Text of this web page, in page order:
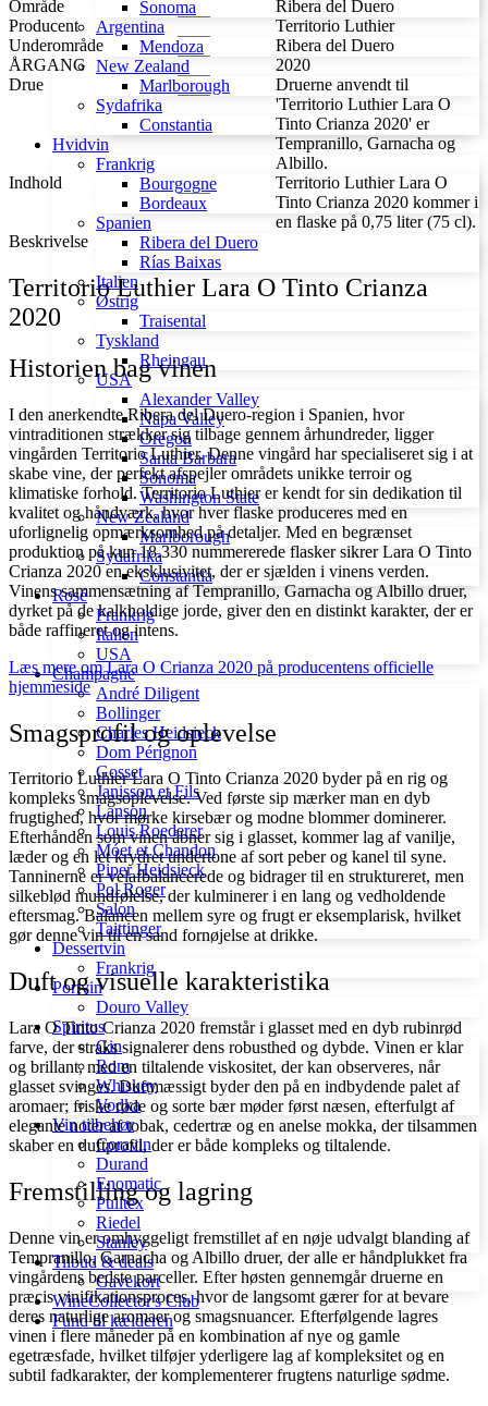
Sonoma
Argentina
Mendoza
New Zealand
Marlborough
Sydafrika
Constantia
Hvidvin
Frankrig
Bourgogne
Bordeaux
Spanien
Ribera del Duero
Rías Baixas
Italien
Østrig
Traisental
Tyskland
Rheingau
USA
Alexander Valley
Napa Valley
Oregon
Santa Barbara
Sonoma
Washington State
New Zealand
Marlborough
Sydafrika
Constantia
Rosé
Frankrig
Italien
USA
Champagne
André Diligent
Bollinger
Charles Heidsieck
Dom Pérignon
Gosset
Janisson et Fils
Lanson
Louis Roederer
Móet et Chandon
Piper Heidsieck
Pol Roger
Salon
Taittinger
Dessertvin
Frankrig
Portvin
Douro Valley
Spiritus
Gin
Rom
Whiskey
Vodka
Vin tilbehør
Coravin
Durand
Enomatic
Pulltex
Riedel
Stanley
Tilbud & deals
Gavekort
WineCollector's Club
Fund til kælderen
Crianza
2020
antal
Område
Ribera del Duero
Producent
Territorio Luthier
Underområde
Ribera del Duero
ÅRGANG
2020
Drue
Druerne anvendt til
'Territorio Luthier Lara O
Tinto Crianza 2020' er
Tempranillo, Garnacha og
Albillo.
Indhold
Territorio Luthier Lara O
Tinto Crianza 2020 kommer i
en flaske på 0,75 liter (75 cl).
Beskrivelse
Territorio Luthier Lara O Tinto Crianza
2020
Historien bag vinen
I den anerkendte Ribera del Duero-region i Spanien, hvor
vintraditionen strækker sig tilbage gennem århundreder, ligger
vingården Territorio Luthier. Denne vingård har specialiseret sig i at
skabe vine, der perfekt afspejler områdets unikke terroir og
klimatiske forhold. Territorio Luthier er kendt for sin dedikation til
kvalitet og håndværk, hvor hver flaske produceres med en
uforlignelig opmærksomhed på detaljer. Med en begrænset
produktion på kun 18.330 nummererede flasker sikrer Lara O Tinto
Crianza 2020 en eksklusivitet, der er sjælden i vinens verden.
Vinens sammensætning af Tempranillo, Garnacha og Albillo druer,
dyrket på de kalkholdige jorde, giver den en distinkt karakter, der er
både raffineret og intens.
Læs mere om Lara O Crianza 2020 på producentens officielle
hjemmeside
Smagsprofil og oplevelse
Territorio Luthier Lara O Tinto Crianza 2020 byder på en rig og
kompleks smagsoplevelse. Ved første sip mærker man en dyb
frugtighed, hvor mørke kirsebær og modne blommer dominerer.
Efterhånden som vinen åbner sig i glasset, kommer lag af vanilje,
læder og en let krydret undertone af sort peber og kanel til syne.
Tanninerne er velafbalancerede og bidrager til en struktureret, men
silkeblød mundfølelse, der kulminerer i en lang og vedholdende
eftersmag. Balancen mellem syre og frugt er eksemplarisk, hvilket
gør denne vin til en sand fornøjelse at drikke.
Duft og visuelle karakteristika
Lara O Tinto Crianza 2020 fremstår i glasset med en dyb rubinrød
farve, der straks signalerer dens robusthed og dybde. Vinen er klar
og brillant, med en tiltalende viskositet, der kan observeres, når
glasset svinges. Duftmæssigt byder den på en indbydende palet af
aromaer; friske røde og sorte bær møder først næsen, efterfulgt af
elegante noter af tobak, cedertræ og en anelse mokka, der tilsammen
skaber en duftprofil, der er både kompleks og tiltalende.
Fremstilling og lagring
Denne vin er omhyggeligt fremstillet af en nøje udvalgt blanding af
Tempranillo, Garnacha og Albillo druer, der alle er håndplukket fra
vingårdens bedste parceller. Efter høsten gennemgår druerne en
præcis vinifikationsproces, hvor de langsomt gærer for at bevare
deres naturlige aromaer og smagsnuancer. Efterfølgende lagres
vinen i flere måneder på en kombination af nye og gamle
egetræsfade, hvilket tilføjer yderligere lag af kompleksitet og en
subtil fadkarakter, der komplementerer frugtens naturlige sødme.